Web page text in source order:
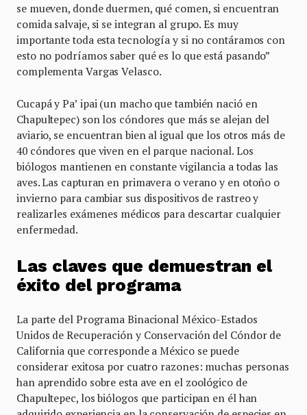
se mueven, donde duermen, qué comen, si encuentran
comida salvaje, si se integran al grupo. Es muy
importante toda esta tecnología y si no contáramos con
esto no podríamos saber qué es lo que está pasando”
complementa Vargas Velasco.
Cucapá y Pa’ ipai (un macho que también nació en
Chapultepec) son los cóndores que más se alejan del
aviario, se encuentran bien al igual que los otros más de
40 cóndores que viven en el parque nacional. Los
biólogos mantienen en constante vigilancia a todas las
aves. Las capturan en primavera o verano y en otoño o
invierno para cambiar sus dispositivos de rastreo y
realizarles exámenes médicos para descartar cualquier
enfermedad.
Las claves que demuestran el
éxito del programa
La parte del Programa Binacional México-Estados
Unidos de Recuperación y Conservación del Cóndor de
California que corresponde a México se puede
considerar exitosa por cuatro razones: muchas personas
han aprendido sobre esta ave en el zoológico de
Chapultepec, los biólogos que participan en él han